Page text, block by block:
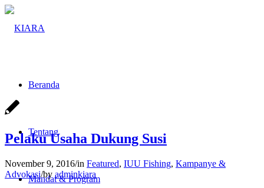
Beranda
Tentang
Mandat & Program
Pelaku Usaha Dukung Susi
November 9, 2016/in Featured, IUU Fishing, Kampanye &
Advokasi/by adminkiara